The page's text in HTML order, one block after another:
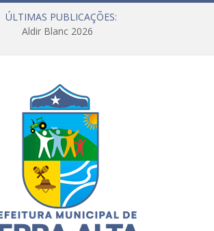
ÚLTIMAS PUBLICAÇÕES:
Aldir Blanc 2026